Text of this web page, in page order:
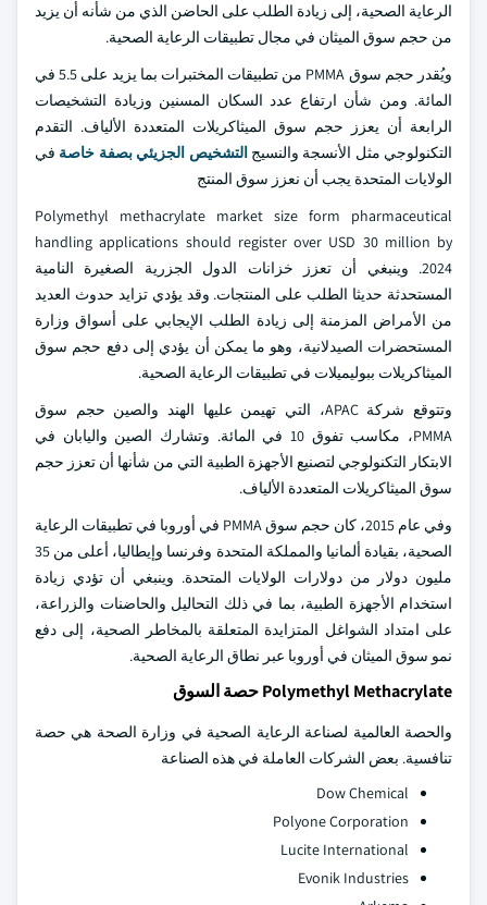
الرعاية الصحية، إلى زيادة الطلب على الحاضن الذي من شأنه أن يزيد
من حجم سوق الميثان في مجال تطبيقات الرعاية الصحية.
ويُقدر حجم سوق PMMA من تطبيقات المختبرات بما يزيد على 5.5 في
المائة. ومن شأن ارتفاع عدد السكان المسنين وزيادة التشخيصات
الرابعة أن يعزز حجم سوق الميثاكريلات المتعددة الألياف. التقدم
التكنولوجي مثل الأنسجة والنسيجالتشخيص الجزيئي بصفة خاصة في
الولايات المتحدة يجب أن نعزز سوق المنتج
Polymethyl methacrylate market size form pharmaceutical
handling applications should register over USD 30 million by
2024. وينبغي أن تعزز خزانات الدول الجزرية الصغيرة النامية
المستحدثة حديثا الطلب على المنتجات. وقد يؤدي تزايد حدوث العديد
من الأمراض المزمنة إلى زيادة الطلب الإيجابي على أسواق وزارة
المستحضرات الصيدلانية، وهو ما يمكن أن يؤدي إلى دفع حجم سوق
الميثاكريلات ببوليميلات في تطبيقات الرعاية الصحية.
وتتوقع شركة APAC، التي تهيمن عليها الهند والصين حجم سوق
PMMA، مكاسب تفوق 10 في المائة. وتشارك الصين واليابان في
الابتكار التكنولوجي لتصنيع الأجهزة الطبية التي من شأنها أن تعزز حجم
سوق الميثاكريلات المتعددة الألياف.
وفي عام 2015، كان حجم سوق PMMA في أوروبا في تطبيقات الرعاية
الصحية، بقيادة ألمانيا والمملكة المتحدة وفرنسا وإيطاليا، أعلى من 35
مليون دولار من دولارات الولايات المتحدة. وينبغي أن تؤدي زيادة
استخدام الأجهزة الطبية، بما في ذلك التحاليل والحاضنات والزراعة،
على امتداد الشواغل المتزايدة المتعلقة بالمخاطر الصحية، إلى دفع
نمو سوق الميثان في أوروبا عبر نطاق الرعاية الصحية.
Polymethyl Methacrylate حصة السوق
والحصة العالمية لصناعة الرعاية الصحية في وزارة الصحة هي حصة
تنافسية. بعض الشركات العاملة في هذه الصناعة
Dow Chemical
Polyone Corporation
Lucite International
Evonik Industries